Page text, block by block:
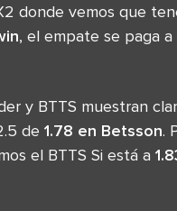
donde vemos que
, el empate se paga a
y BTTS muestran
de 1.78 en Betsson.
el BTTS Si está a